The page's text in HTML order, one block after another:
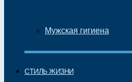
Мужская гигиена
СТИЛЬ ЖИЗНИ